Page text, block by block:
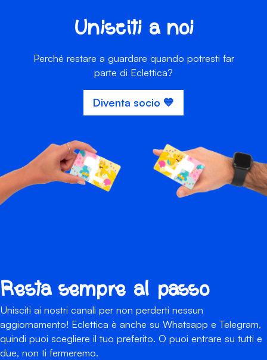
Unisciti a noi
Perché restare a guardare quando potresti far
parte di Eclettica?
Diventa socio 💙
Resta sempre al passo
Unisciti ai nostri canali per non perderti nessun
aggiornamento! Eclettica è anche su Whatsapp e Telegram,
quindi puoi scegliere il tuo preferito. O puoi entrare su tutti e
due, non ti fermeremo.